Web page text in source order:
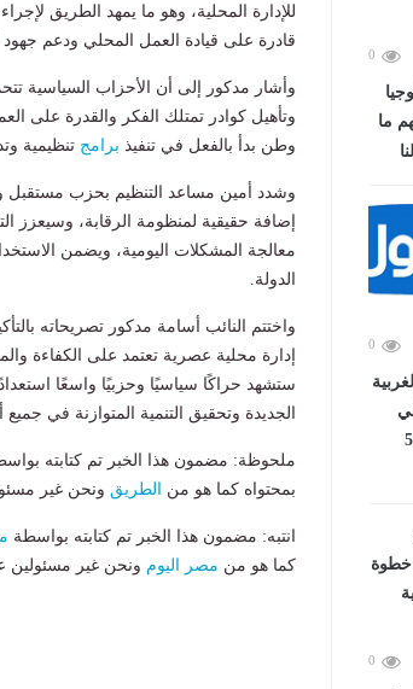
0
ما
0
بكفر الزياتاليوم الأحد، 5
0
للإدارة المحلية، وهو ما يمهد الطريق
قادرة على قيادة العمل المحلي ودعم
وأشار مدكور إلى أن الأحزاب السياسية
وتأهيل كوادر تمتلك الفكر والقدرة على
وطن بدأ بالفعل في تنفيذ برامج تنظيمية
وشدد أمين مساعد التنظيم بحزب
إضافة حقيقية لمنظومة الرقابة، وسيعزز
معالجة المشكلات اليومية، ويضمن
الدولة.
واختتم النائب أسامة مدكور تصريحاته
إدارة محلية عصرية تعتمد على الكفاءة
ستشهد حراكًا سياسيًا وحزبيًا واسعًا
الجديدة وتحقيق التنمية المتوازنة في جميع
ملحوظة: مضمون هذا الخبر تم كتابته
بمحتواه كما هو من
الطريق ونحن غير
انتبه: مضمون هذا الخبر تم كتابته بواسطة
كما هو من مصر اليوم ونحن غير مسئولين